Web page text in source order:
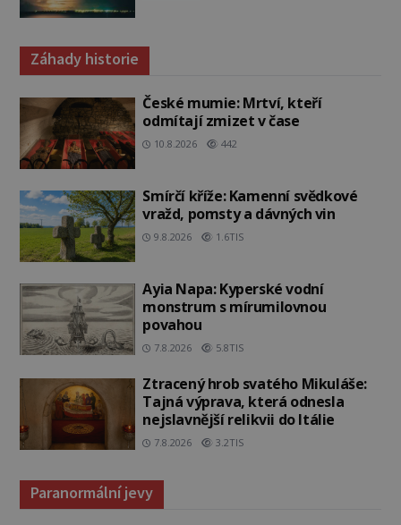
Záhady historie
České mumie: Mrtví, kteří
odmítají zmizet v čase
10.8.2026 442
Smírčí kříže: Kamenní svědkové
vražd, pomsty a dávných vin
9.8.2026 1.6TIS
Ayia Napa: Kyperské vodní
monstrum s mírumilovnou
povahou
7.8.2026 5.8TIS
Ztracený hrob svatého Mikuláše:
Tajná výprava, která odnesla
nejslavnější relikvii do Itálie
7.8.2026 3.2TIS
Paranormální jevy